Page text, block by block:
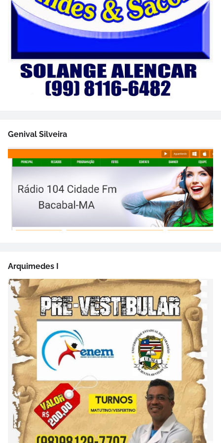
Genival Silveira
Arquimedes I